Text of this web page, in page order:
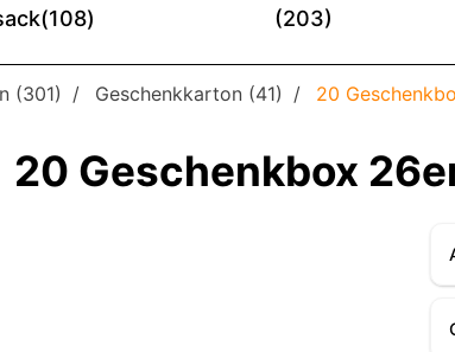
(203)
(301) Geschenkkarton (41) 20
20 Geschenkbox